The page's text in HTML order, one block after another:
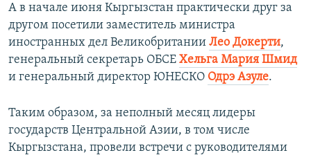
А в начале июня Кыргызстан практически друг за
другом посетили заместитель министра
иностранных дел Великобритании Лео Докерти,
генеральный секретарь ОБСЕ Хельга Мария Шмид
и генеральный директор ЮНЕСКО Одрэ Азуле.
Таким образом, за неполный месяц лидеры
государств Центральной Азии, в том числе
Кыргызстана, провели встречи с руководителями